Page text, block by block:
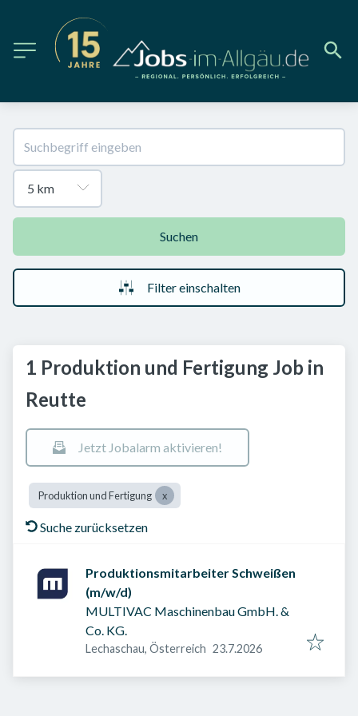
Suchen
Filter einschalten
1 Produktion und Fertigung Job in
Reutte
Jetzt Jobalarm aktivieren!
Produktion und Fertigung
Suche zurücksetzen
Produktionsmitarbeiter Schweißen
(m/w/d)
MULTIVAC Maschinenbau GmbH. &
Co. KG.
Lechaschau, Österreich Veröffentlicht am
23.7.2026